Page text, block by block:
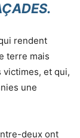
rendent
terre mais
victimes, et qui,
une
deux ont